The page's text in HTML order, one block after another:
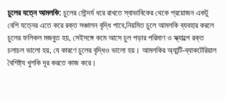
চুলের যত্নে আমলকি: চুলের সৌন্দর্য ধরে রাখতে স্বাভাবিকের থেকে প্রয়োজন একটু
বেশি যত্নের এতে করে রক্ত সঞ্চালন বৃদ্ধি পাবে,নিয়মিত চুলে আমলকি ব্যবহার করলে
চুলের ফলিকল মজবুত হয়, সেইসঙ্গে কমে আসে চুল পড়ার পরিমাণ ও স্ক্যাল্পে রক্ত
চলাচল ভালো হয়, যে কারণে চুলের বৃদ্ধিও ভালো হয়। আমলকির অ্যান্টি-ব্যাকটেরিয়াল
বৈশিষ্ট্য খুশকি দূর করতে কাজ করে।